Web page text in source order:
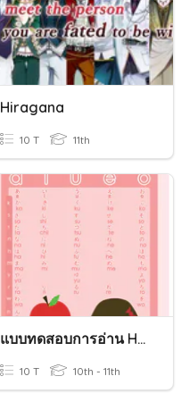
Hiragana
10 T 11th
แบบทดสอบการอ่าน Hiragana
10 T 10th - 11th